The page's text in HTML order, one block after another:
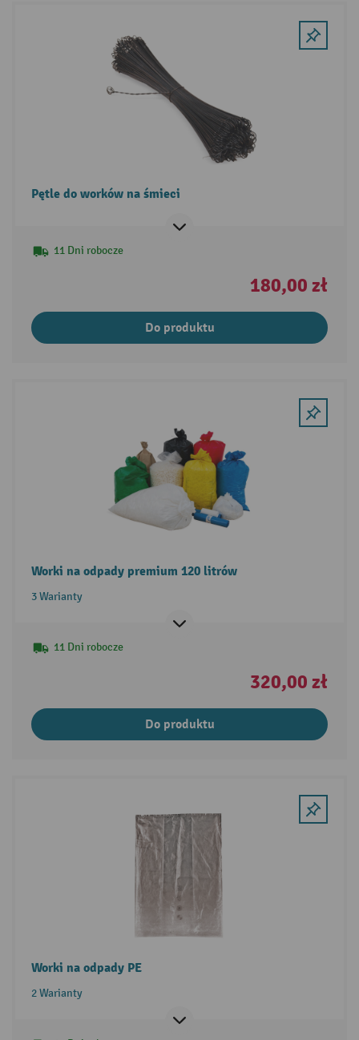
Pętle do worków na śmieci
11 Dni robocze
180,00 zł
Do produktu
Worki na odpady premium 120 litrów
3 Warianty
11 Dni robocze
320,00 zł
Do produktu
Worki na odpady PE
2 Warianty